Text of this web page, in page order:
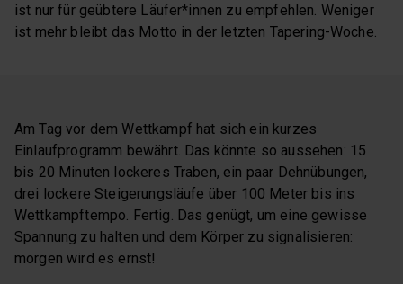
ist nur für geübtere Läufer*innen zu empfehlen. Weniger
ist mehr bleibt das Motto in der letzten Tapering-Woche.
Am Tag vor dem Wettkampf hat sich ein kurzes
Einlaufprogramm bewährt. Das könnte so aussehen: 15
bis 20 Minuten lockeres Traben, ein paar Dehnübungen,
drei lockere Steigerungsläufe über 100 Meter bis ins
Wettkampftempo. Fertig. Das genügt, um eine gewisse
Spannung zu halten und dem Körper zu signalisieren:
morgen wird es ernst!